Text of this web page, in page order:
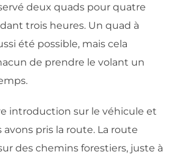
deux quads pour quatre
trois heures. Un quad à
été possible, mais cela
de prendre le volant un
introduction sur le véhicule et
avons pris la route. La route
des chemins forestiers, juste à